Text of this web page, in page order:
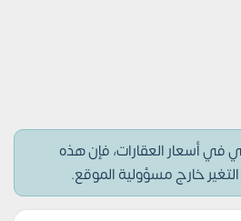
في أسعار العقارات، فإن هذه
التغير خارج مسؤولية الموقع.